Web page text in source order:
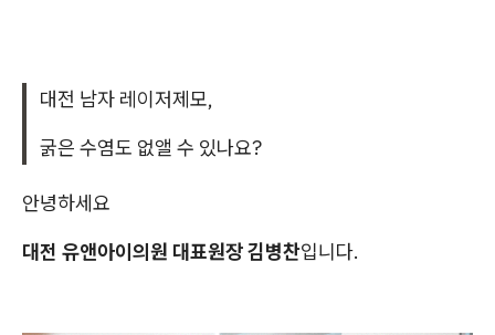
대전 남자 레이저제모,
굵은 수염도 없앨 수 있나요?
안녕하세요
대전 유앤아이의원 대표원장 김병찬입니다.